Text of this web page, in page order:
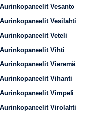
Aurinkopaneelit Vesanto
Aurinkopaneelit Vesilahti
Aurinkopaneelit Veteli
Aurinkopaneelit Vihti
Aurinkopaneelit Vieremä
Aurinkopaneelit Vihanti
Aurinkopaneelit Vimpeli
Aurinkopaneelit Virolahti